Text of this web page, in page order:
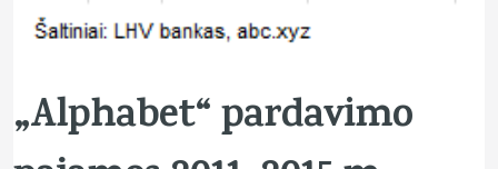
„Alphabet“ pardavimo